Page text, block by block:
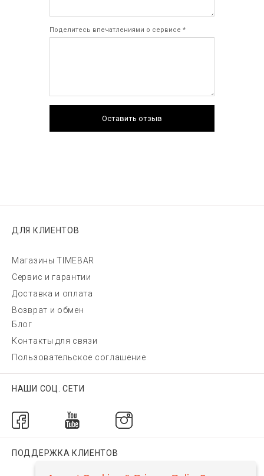
Поделитесь впечатлениями о сервисе *
Оставить отзыв
ДЛЯ КЛИЕНТОВ
Магазины TIMEBAR
Сервис и гарантии
Доставка и оплата
Возврат и обмен
Блог
Контакты для связи
Пользовательское соглашение
НАШИ СОЦ. СЕТИ
ПОДДЕРЖКА КЛИЕНТОВ